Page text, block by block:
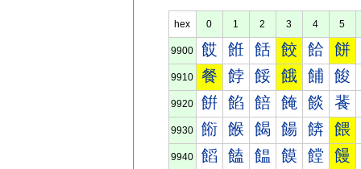
hex 0 1 2 3 4 5
9900 餀 餁 餂 餃 餄 餅
9910 餐 餑 餒 餓 餔 餕
9920 餠 餡 餢 餣 餤 餥
9930 餰 餱 餲 餳 餴 餵
9940 饀 饁 饂 饃 饄 饅